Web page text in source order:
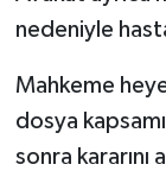
nedeniyle
Mahkeme
dosya
sonra kararını